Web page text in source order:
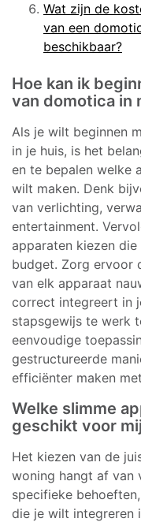
Wat zijn de
van een
beschikbaar?
Hoe kan ik
van domotica in
Als je wilt beginnen
in je huis, is het
en te bepalen welke
wilt maken. Denk
van verlichting,
entertainment.
apparaten kiezen
budget. Zorg ervoor
van elk apparaat
correct integreert in
stapsgewijs te werk
eenvoudige
gestructureerde
efficiënter maken
Welke slimme
geschikt voor
Het kiezen van de
woning hangt af van
specifieke
die je wilt integreren